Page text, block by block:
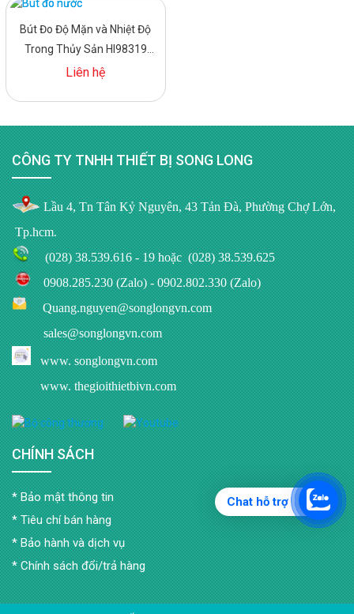
Bút Đo Độ Mặn và Nhiệt Độ
Trong Thủy Sản HI98319
Hanna
Liên hệ
CÔNG TY TNHH THIẾT BỊ SONG LONG
Lầu 4, Tn Tân Kỷ Nguyên, 43 Tản Đà, Phường Chợ Lớn,
Tp.hcm.
(028) 38.539.616 - 19hoặc(028) 38.539.625
0908.285.230 (Zalo)-0902.802.330 (Zalo)
Quang.nguyen@songlongvn.com
sales@songlongvn.com
www.songlongvn.com
www. thegioithietbivn.com
CHÍNH SÁCH
Bảo mật thông tin
Tiêu chí bán hàng
Bảo hành và dịch vụ
Chính sách đổi/trả hàng
Chat hỗ trợ